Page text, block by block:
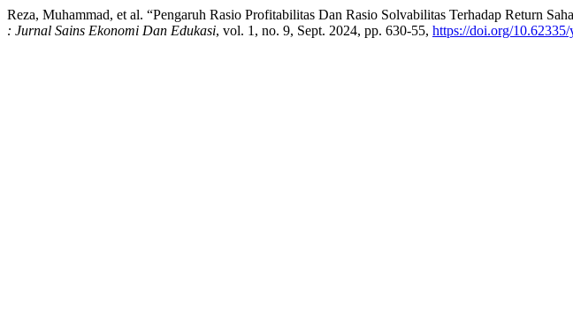
Reza, Muhammad, et al. “Pengaruh Rasio Profitabilitas Dan Rasio Solvabilitas Terhadap Return
: Jurnal Sains Ekonomi Dan Edukasi, vol. 1, no. 9, Sept. 2024, pp. 630-55, https://doi.org/10.62335/